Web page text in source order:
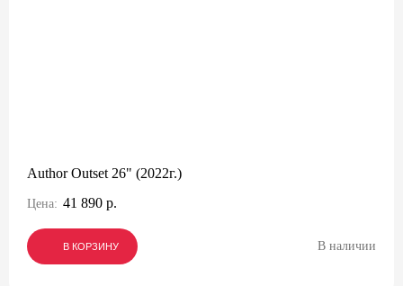
Author Outset 26" (2022г.)
Цена: 41 890 р.
В КОРЗИНУ
В КОРЗИНУ
В КОРЗИНУ В наличии